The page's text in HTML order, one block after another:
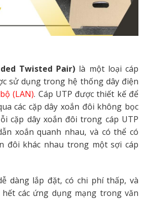
Twisted Pair) là một loại cáp
sử dụng trong hệ thống dây điện
(LAN). Cáp UTP được thiết kế để
các cặp dây xoắn đôi không bọc
cặp dây xoắn đôi trong cáp UTP
xoắn quanh nhau, và có thể có
đôi khác nhau trong một sợi cáp
dàng lắp đặt, có chi phí thấp, và
các ứng dụng mạng trong văn